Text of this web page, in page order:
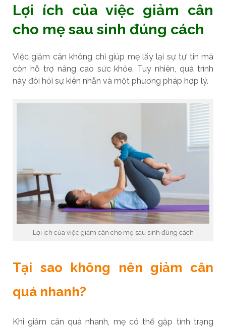
Lợi ích của việc giảm cân
cho mẹ sau sinh đúng cách
Việc giảm cân không chỉ giúp mẹ lấy lại sự tự tin mà
còn hỗ trợ nâng cao sức khỏe. Tuy nhiên, quá trình
này đòi hỏi sự kiên nhẫn và một phương pháp hợp lý.
Lợi ích của việc giảm cân cho mẹ sau sinh đúng cách
Tại sao không nên giảm cân
quá nhanh?
Khi giảm cân quá nhanh, mẹ có thể gặp tình trạng